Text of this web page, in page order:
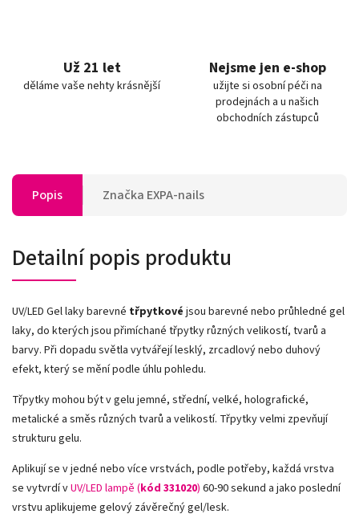
Už 21 let
děláme vaše nehty krásnější
Nejsme jen e-shop
užijte si osobní péči na
prodejnách a u našich
obchodních zástupců
Popis Značka EXPA-nails
Detailní popis produktu
UV/LED Gel laky barevné třpytkové jsou barevné nebo průhledné gel
laky, do kterých jsou přimíchané třpytky různých velikostí, tvarů a
barvy. Při dopadu světla vytvářejí lesklý, zrcadlový nebo duhový
efekt, který se mění podle úhlu pohledu.
Třpytky mohou být v gelu jemné, střední, velké, holografické,
metalické a směs různých tvarů a velikostí. Třpytky velmi zpevňují
strukturu gelu.
Aplikují se v jedné nebo více vrstvách, podle potřeby, každá vrstva
se vytvrdí vUV/LED lampě (kód 331020) 60-90 sekund a jako poslední
vrstvu aplikujeme gelový závěrečný gel/lesk.